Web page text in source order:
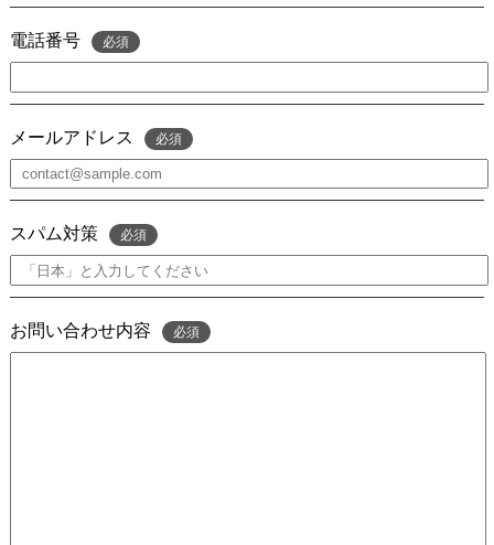
電話番号 必須
メールアドレス 必須
スパム対策 必須
お問い合わせ内容 必須